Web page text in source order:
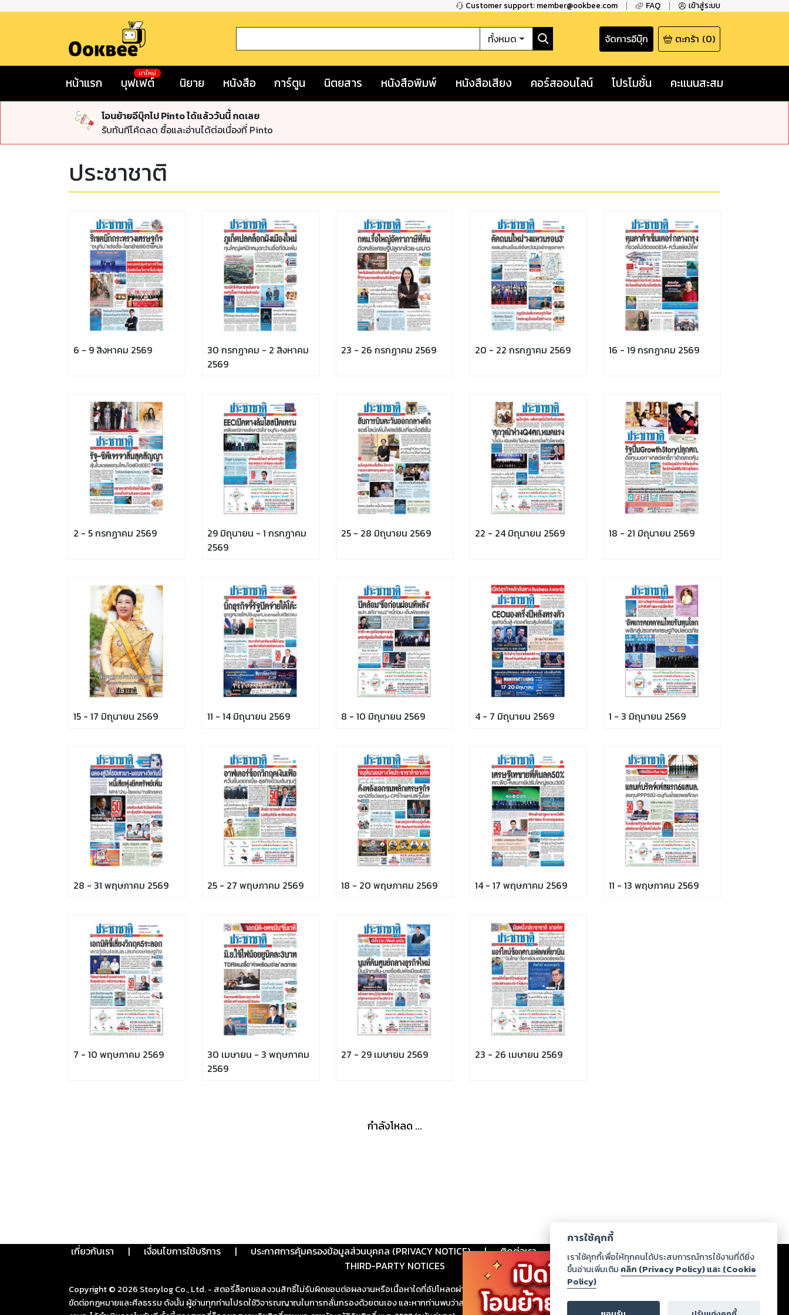
Customer support: member@ookbee.com FAQ เข้าสู่ระบบ
ทั้งหมด จัดการอีบุ๊ก ตะกร้า (0)
หน้าแรก บุฟเฟต์
มาใหม่
นิยาย หนังสือ การ์ตูน นิตยสาร หนังสือพิมพ์ หนังสือเสียง คอร์สออนไลน์ โปรโมชั่น คะแนนสะสม
โอนย้ายอีบุ๊กไป Pinto ได้แล้ววันนี้ กดเลย
รับทันทีโค้ดลด ซื้อและอ่านได้ต่อเนื่องที่ Pinto
ประชาชาติ
6 - 9 สิงหาคม 2569
30 กรกฏาคม - 2 สิงหาคม
2569
23 - 26 กรกฏาคม 2569 20 - 22 กรกฏาคม 2569 16 - 19 กรกฏาคม 2569
2 - 5 กรกฏาคม 2569
29 มิถุนายน - 1 กรกฏาคม
2569
25 - 28 มิถุนายน 2569 22 - 24 มิถุนายน 2569 18 - 21 มิถุนายน 2569
15 - 17 มิถุนายน 2569 11 - 14 มิถุนายน 2569 8 - 10 มิถุนายน 2569 4 - 7 มิถุนายน 2569 1 - 3 มิถุนายน 2569
28 - 31 พฤษภาคม 2569 25 - 27 พฤษภาคม 2569 18 - 20 พฤษภาคม 2569 14 - 17 พฤษภาคม 2569 11 - 13 พฤษภาคม 2569
7 - 10 พฤษภาคม 2569
30 เมษายน - 3 พฤษภาคม
2569
27 - 29 เมษายน 2569 23 - 26 เมษายน 2569
กำลังโหลด ...
เกี่ยวกับเรา | เงื่อนไขการใช้บริการ | ประกาศการคุ้มครองข้อมูลส่วนบุคคล (PRIVACY NOTICE) | ติดต่อเรา ร่วมงานกับเรา ดาวน์โหลด
THIRD-PARTY NOTICES
Copyright © 2026 Storylog Co., Ltd. - สตอรี่ล็อกขอสงวนสิทธิ์ไม่รับผิดชอบต่อผลงานหรือเนื้อหาใดที่อัปโหลดผ่านเว็บไซต์และปรากฏว่าละเมิดสิทธิในทรัพย์สินทางปัญญาของบุคคลอื่นหรือ
ขัดต่อกฎหมายและศีลธรรม ดังนั้น ผู้อ่านทุกท่านโปรดใช้วิจารณญาณในการกลั่นกรองด้วยตนเอง และหากท่านพบว่าส่วนหนึ่งส่วนใดขัดต่อกฎหมายและศีลธรรม กรุณาแจ้งมายังบริษัท เพื่อทีม
การใช้คุกกี้
เราใช้คุกกี้เพื่อให้ทุกคนได้ประสบการณ์การใช้งานที่ดียิ่ง
ขึ้นอ่านเพิ่มเติม คลิก (Privacy Policy) และ (Cookie
Policy)